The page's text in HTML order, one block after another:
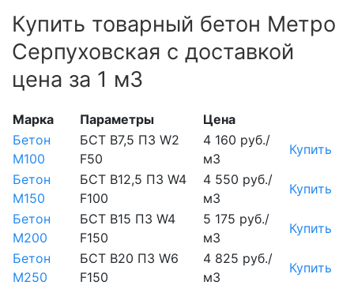
Купить товарный бетон Метро
Серпуховская с доставкой
цена за 1 м3
Марка Параметры
Цена
Бетон
М100
БСТ В7,5 П3 W2
F50
4 160 руб./
м3
Купить
Бетон
М150
БСТ В12,5 П3 W4
F100
4 550 руб./
м3
Купить
Бетон
М200
БСТ В15 П3 W4
F150
5 175 руб./
м3
Купить
Бетон
М250
БСТ В20 П3 W6
F150
4 825 руб./
м3
Купить